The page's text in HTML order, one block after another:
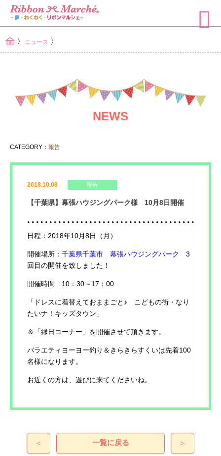
〉 ニュース 〉
NEWS
CATEGORY： 報告
2018.10.08 報告
【千葉県】幕張ハウジングパーク様 10月8日開催
日程：2018年10月8日（月）
開催場所： 千葉県千葉市 幕張ハウジングパーク
3
回目の開催を致しました！
開催時間 10：30～17：00
「ドレスに着替えておままごと♪ こどもの街・なり
たいナ！キッズタウン」
＆「縁日コーナー」を開催させて頂きます。
バラエティヨーヨー釣り＆きらきらすくいは先着100
名様になります。
お近くの方は、遊びに来てくださいね。
＜ 一覧に戻る ＞